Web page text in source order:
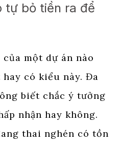
tự bỏ tiền ra để
một dự án nào
có kiểu này. Đa
biết chắc ý tưởng
nhận hay không.
thai nghén có tồn